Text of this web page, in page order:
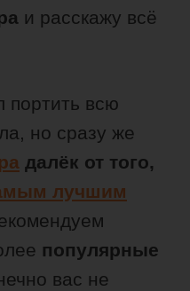
и расскажу всё
портить всю
но сразу же
далёк от того,
лучшим
популярные
вас не